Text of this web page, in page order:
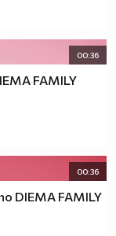
00:36
FAMILY
00:36
DIEMA FAMILY